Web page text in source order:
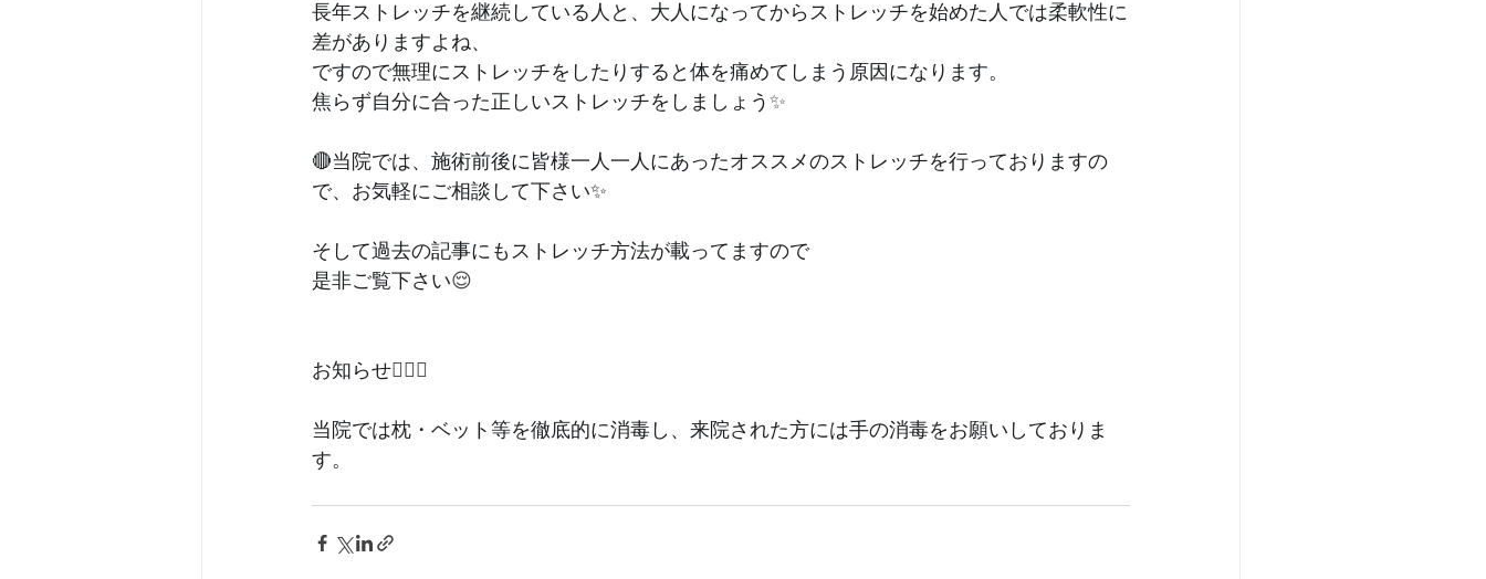
長年ストレッチを継続している人と、大人になってからストレッチを始めた人では柔軟性に
差がありますよね、﻿
ですので無理にストレッチをしたりすると体を痛めてしまう原因になります。﻿
焦らず自分に合った正しいストレッチをしましょう ✨
🔴当院では、施術前後に皆様一人一人にあったオススメのストレッチを行っておりますの
で、お気軽にご相談して下さい✨
そして過去の記事にもストレッチ方法が載ってますので﻿
是非ご覧下さい😌
お知らせ💁🏻‍♀️
当院では枕・ベット等を徹底的に消毒し、来院された方には手の消毒をお願いしておりま
す。﻿